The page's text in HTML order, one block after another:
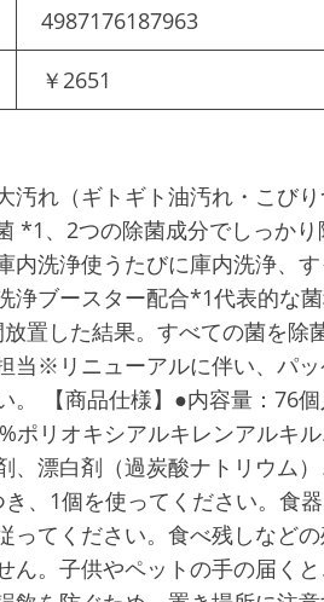
4987176187963
￥2651
汚れ（ギトギト油汚れ・こび
*1、2つの除菌成分でしっか
内洗浄使うたびに庫内洗浄、
浄ブースター配合*1代表的な
置した結果。すべての菌を除
当※リニューアルに伴い、パ
。 【商品仕様】●内容量：76
ポリオキシアルキレンアルキ
、漂白剤（過炭酸ナトリウム
、1個を使ってください。食
ってください。食べ残しなど
ん。子供やペットの手の届く